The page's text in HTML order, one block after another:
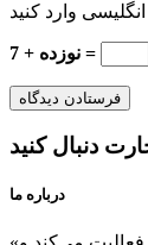
نوزده + 7 =
درباره ما